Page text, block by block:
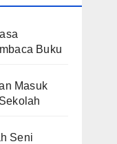
Buku
Masuk
Seni